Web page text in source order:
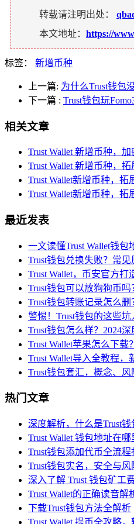
转载请注明出处：
本文地址： https://
标签： 新增币种
上一篇: 为什么Trust钱包
下一篇 : Trust钱包玩
相关文章
Trust Wallet 新增币种，
Trust Wallet 新增币种，
Trust Wallet新增币种，拓
Trust Wallet新增币种，
最近发表
一文读懂Trust Wallet钱
Trust钱包兑换失败？常
Trust Wallet，币安官方
Trust钱包可以放狗狗币
Trust钱包转账记录怎么
警惕！Trust钱包的这些坑
Trust钱包怎么样？2024
Trust Wallet苹果怎么下
Trust Wallet导入全教程
Trust钱包套汇，概念、
热门文章
深度解析，什么是Trust钱
Trust Wallet 钱包地址在
Trust钱包添加代币全流程
Trust钱包实名，安全与
深入了解 Trust 钱包矿工
Trust Wallet的正确读音解
下载Trust钱包方法全解析